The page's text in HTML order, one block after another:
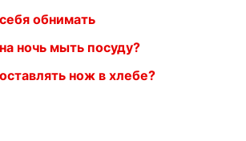
обнимать
ночь мыть посуду?
нож в хлебе?